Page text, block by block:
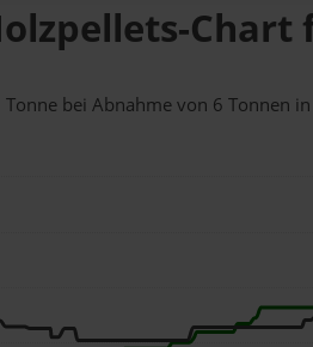
Chart
bei Abnahmevon 6 Tonnen